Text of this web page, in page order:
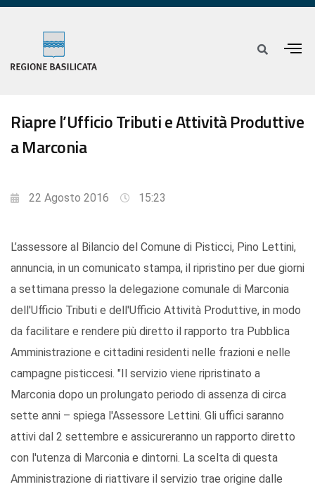
Riapre l’Ufficio Tributi e Attività Produttive
a Marconia
22 Agosto 2016 15:23
L’assessore al Bilancio del Comune di Pisticci, Pino Lettini,
annuncia, in un comunicato stampa, il ripristino per due giorni
a settimana presso la delegazione comunale di Marconia
dell'Ufficio Tributi e dell'Ufficio Attività Produttive, in modo
da facilitare e rendere più diretto il rapporto tra Pubblica
Amministrazione e cittadini residenti nelle frazioni e nelle
campagne pisticcesi. "Il servizio viene ripristinato a
Marconia dopo un prolungato periodo di assenza di circa
sette anni – spiega l'Assessore Lettini. Gli uffici saranno
attivi dal 2 settembre e assicureranno un rapporto diretto
con l'utenza di Marconia e dintorni. La scelta di questa
Amministrazione di riattivare il servizio trae origine dalle